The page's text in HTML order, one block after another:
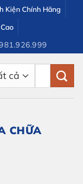
Kiện Chính Hãng
CHỮA